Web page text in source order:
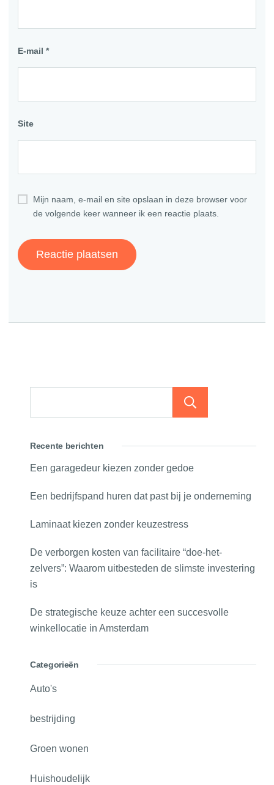
E-mail *
Site
Mijn naam, e-mail en site opslaan in deze browser voor
de volgende keer wanneer ik een reactie plaats.
Recente berichten
Een garagedeur kiezen zonder gedoe
Een bedrijfspand huren dat past bij je onderneming
Laminaat kiezen zonder keuzestress
De verborgen kosten van facilitaire “doe-het-
zelvers”: Waarom uitbesteden de slimste investering
is
De strategische keuze achter een succesvolle
winkellocatie in Amsterdam
Categorieën
Auto's
bestrijding
Groen wonen
Huishoudelijk